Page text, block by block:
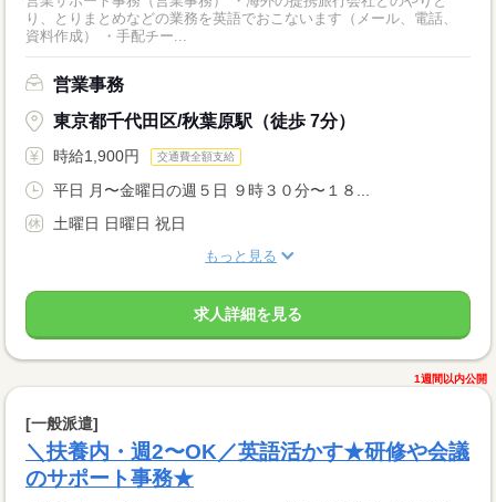
り、とりまとめなどの業務を英語でおこないます（メール、電話、
資料作成） ・手配チー...
営業事務
東京都千代田区/秋葉原駅（徒歩 7分）
時給1,900円 交通費全額支給
平日 月〜金曜日の週５日 ９時３０分〜１８...
土曜日 日曜日 祝日
もっと見る
求人詳細を見る
1週間以内公開
[一般派遣]
＼扶養内・週2〜OK／英語活かす★研修や会議
のサポート事務★